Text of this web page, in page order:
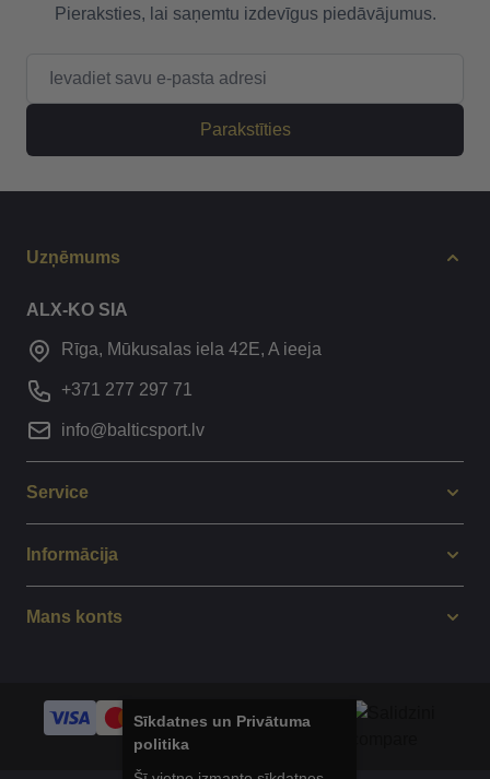
Pieraksties, lai saņemtu izdevīgus piedāvājumus.
Parakstīties
Uzņēmums
ALX-KO SIA
Rīga, Mūkusalas iela 42E, A ieeja
+371 277 297 71
info@balticsport.lv
Service
Informācija
Mans konts
Sīkdatnes un Privātuma
politika